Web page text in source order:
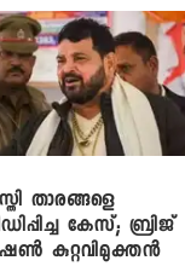
താരങ്ങളെ
കേസ്; ബ്രിജ്
കുറ്റവിമുക്തൻ